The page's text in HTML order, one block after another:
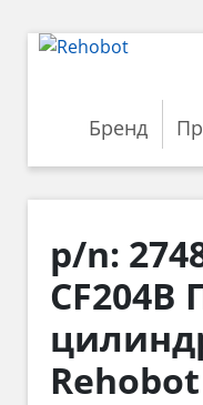
Бренд
p/n:
CF204B
Rehobot